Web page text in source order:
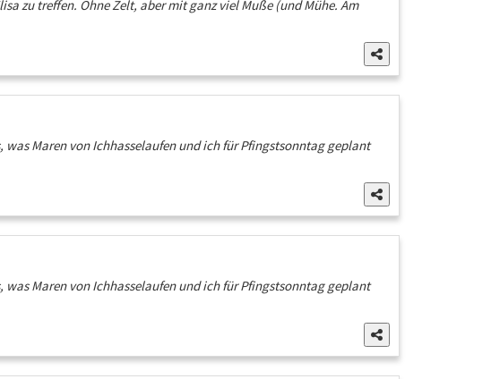
zu treffen. Ohne Zelt, aber mit ganz viel Muße (und Mühe. Am
Maren von Ichhasselaufen und ich für Pfingstsonntag geplant
Maren von Ichhasselaufen und ich für Pfingstsonntag geplant